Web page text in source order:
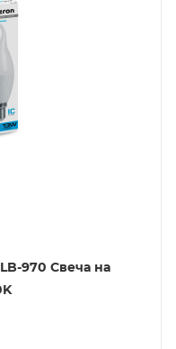
970 Свеча на